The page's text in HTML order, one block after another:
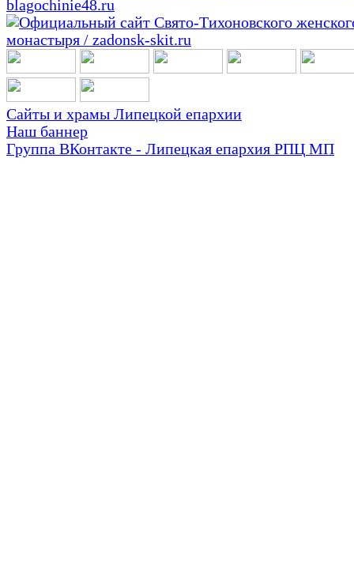
Сайты и храмы Липецкой епархии
Наш баннер
Группа ВКонтакте - Липецкая епархия РПЦ МП